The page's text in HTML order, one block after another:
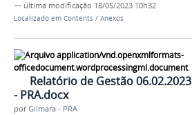
— última modificação 18/05/2023 10h32
Localizado em Contents / Anexos
Relatório de Gestão 06.02.2023
- PRA.docx
porGilmara - PRA